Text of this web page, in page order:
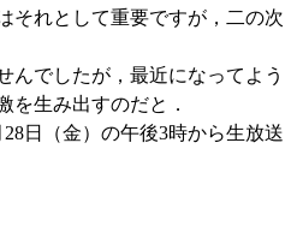
それとして重要ですが，二の次
でしたが，最近になってよう
を生み出すのだと．
日（金）の午後3時から生放送